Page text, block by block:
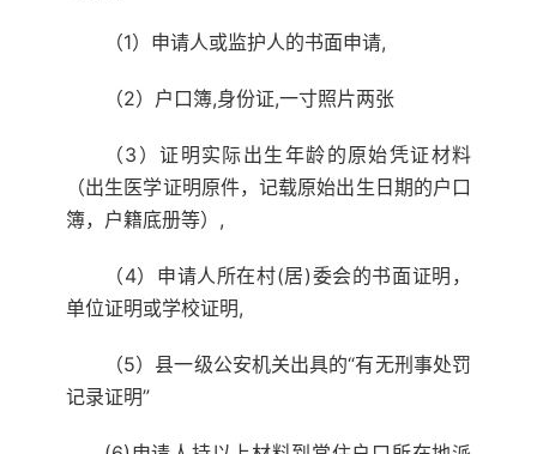
（1）申请人或监护人的书面申请,
（2）户口簿,身份证,一寸照片两张
（3）证明实际出生年龄的原始凭证材料
（出生医学证明原件，记载原始出生日期的户口
簿，户籍底册等）,
（4）申请人所在村(居)委会的书面证明，
单位证明或学校证明,
（5）县一级公安机关出具的“有无刑事处罚
记录证明”